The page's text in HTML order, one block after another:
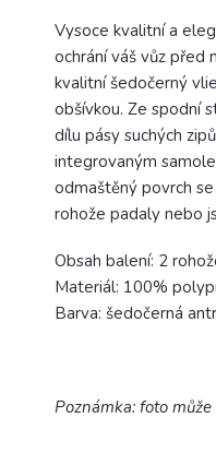
Vysoce kvalitní a
ochrání váš vůz před
kvalitní šedočerný
obšívkou. Ze spodní
dílu pásy suchých
integrovaným
odmaštěný povrch
rohože padaly nebo
Obsah balení: 2
Materiál: 100%
Barva: šedočerná
Poznámka: foto